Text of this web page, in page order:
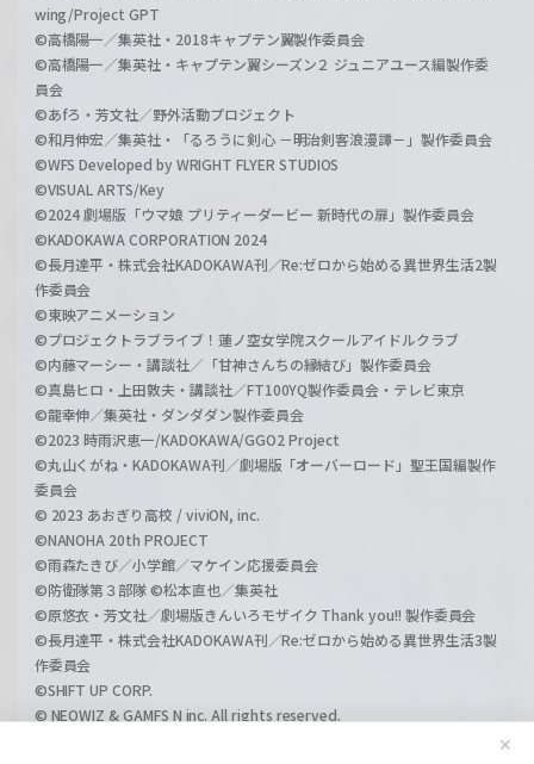
✕
wing/Project GPT
©高橋陽一／集英社・2018キャプテン翼製作委員会
©高橋陽一／集英社・キャプテン翼シーズン２ ジュニアユース編製作委
員会
©あfろ・芳文社／野外活動プロジェクト
©和月伸宏／集英社・「るろうに剣心 －明治剣客浪漫譚－」製作委員会
©WFS Developed by WRIGHT FLYER STUDIOS
©VISUAL ARTS/Key
©2024 劇場版「ウマ娘 プリティーダービー 新時代の扉」製作委員会
©KADOKAWA CORPORATION 2024
©長月達平・株式会社KADOKAWA刊／Re:ゼロから始める異世界生活2製
作委員会
©東映アニメーション
©プロジェクトラブライブ！蓮ノ空女学院スクールアイドルクラブ
©内藤マーシー・講談社／「甘神さんちの縁結び」製作委員会
©真島ヒロ・上田敦夫・講談社／FT100YQ製作委員会・テレビ東京
©龍幸伸／集英社・ダンダダン製作委員会
©2023 時雨沢恵一/KADOKAWA/GGO2 Project
©丸山くがね・KADOKAWA刊／劇場版「オーバーロード」聖王国編製作
委員会
© 2023 あおぎり高校 / viviON, inc.
©NANOHA 20th PROJECT
©雨森たきび／小学館／マケイン応援委員会
©防衛隊第３部隊 ©松本直也／集英社
©原悠衣・芳文社／劇場版きんいろモザイク Thank you!! 製作委員会
©長月達平・株式会社KADOKAWA刊／Re:ゼロから始める異世界生活3製
作委員会
©SHIFT UP CORP.
© NEOWIZ & GAMFS N inc. All rights reserved.